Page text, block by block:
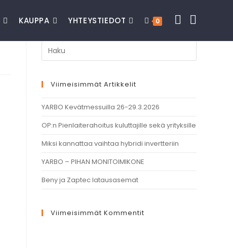
KAUPPA YHTEYSTIEDOT 0
Viimeisimmät Artikkelit
YARBO Kevätmessuilla 26-29.3.2026
OP:n Pienlaiterahoitus kuluttajille sekä yrityksille
Miksi kannattaa vaihtaa hybridi invertteriin
YARBO – PIHAN MONITOIMIKONE
Beny ja Zaptec latausasemat
Viimeisimmät Kommentit